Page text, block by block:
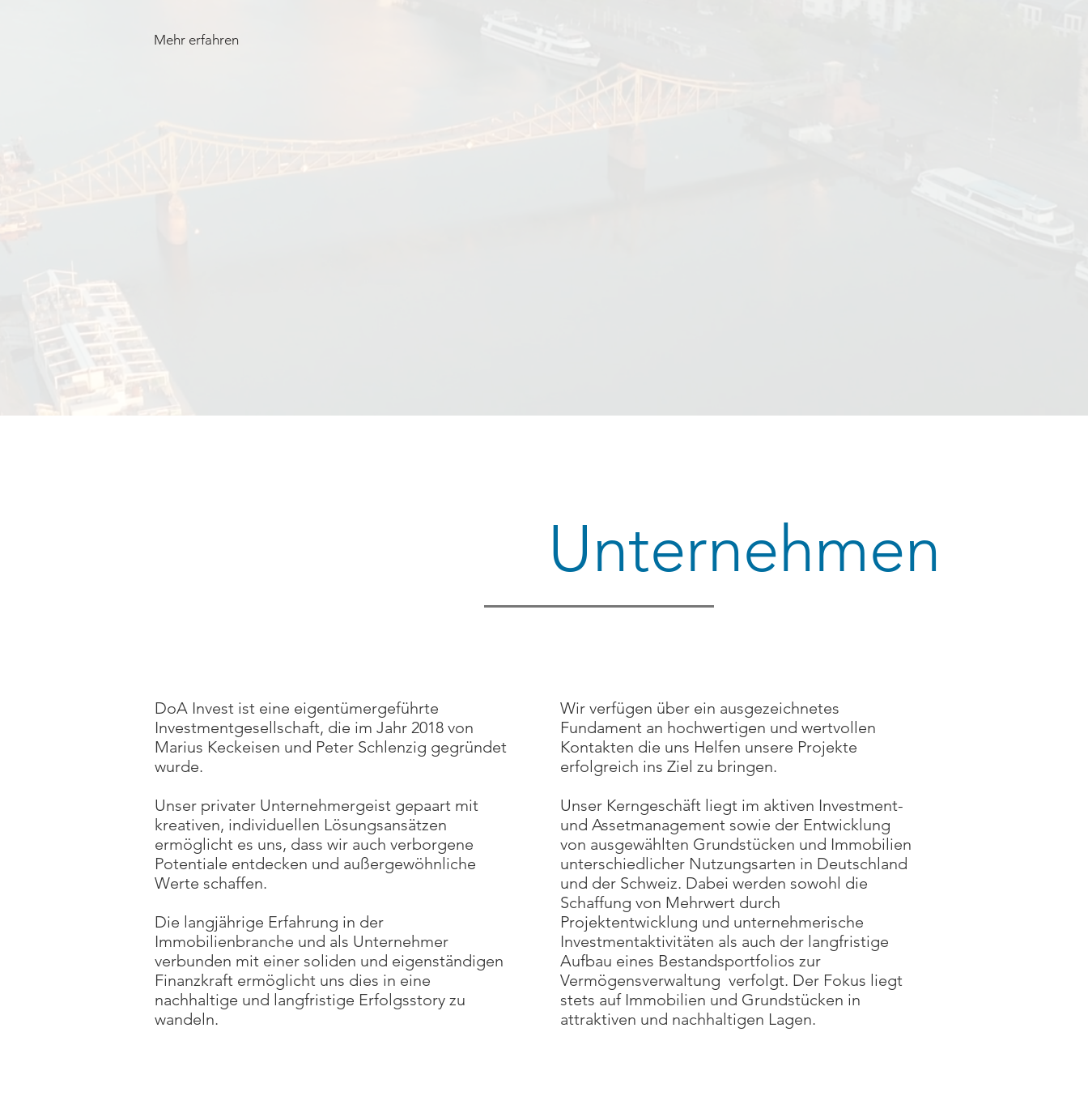
Mehr erfahren
Unternehmen
DoA Invest ist eine eigentümergeführte
Investmentgesellschaft, die im Jahr 2018 von
Marius Keckeisen und Peter Schlenzig gegründet
wurde.
Unser privater Unternehmergeist gepaart mit
kreativen, individuellen Lösungsansätzen
ermöglicht es uns, dass wir auch verborgene
Potentiale entdecken und außergewöhnliche
Werte schaffen.
Die langjährige Erfahrung in der
Immobilienbranche und als Unternehmer
verbunden mit einer soliden und eigenständigen
Finanzkraft ermöglicht uns dies in eine
nachhaltige und langfristige Erfolgsstory zu
wandeln.
Wir verfügen über ein ausgezeichnetes
Fundament an hochwertigen und wertvollen
Kontakten die uns Helfen unsere Projekte
erfolgreich ins Ziel zu bringen.
Unser Kerngeschäft liegt im aktiven Investment-
und Assetmanagement sowie der Entwicklung
von ausgewählten Grundstücken und Immobilien
unterschiedlicher Nutzungsarten in Deutschland
und der Schweiz. Dabei werden sowohl die
Schaffung von Mehrwert durch
Projektentwicklung und unternehmerische
Investmentaktivitäten als auch der langfristige
Aufbau eines Bestandsportfolios zur
Vermögensverwaltung verfolgt. Der Fokus liegt
stets auf Immobilien und Grundstücken in
attraktiven und nachhaltigen Lagen.